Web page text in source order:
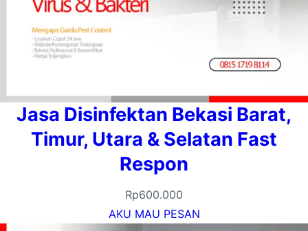
Jasa Disinfektan Bekasi Barat,
Timur, Utara & Selatan Fast
Respon
Rp600.000
AKU MAU PESAN